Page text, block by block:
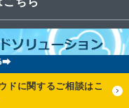
出品情報はこちら
ドに関するご相談はこ
取引法表記